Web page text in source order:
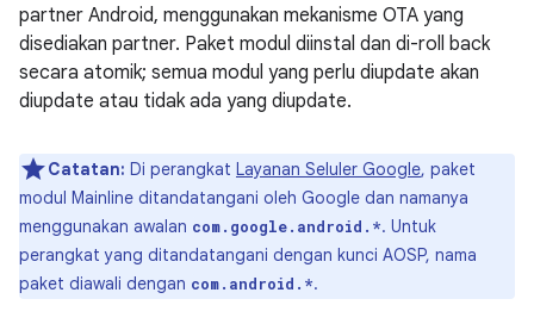
partner Android, menggunakan mekanisme OTA yang
disediakan partner. Paket modul diinstal dan di-roll back
secara atomik; semua modul yang perlu diupdate akan
diupdate atau tidak ada yang diupdate.
Catatan: Di perangkat Layanan Seluler Google, paket
modul Mainline ditandatangani oleh Google dan namanya
menggunakan awalan com.google.android.*. Untuk
perangkat yang ditandatangani dengan kunci AOSP, nama
paket diawali dengan com.android.*.